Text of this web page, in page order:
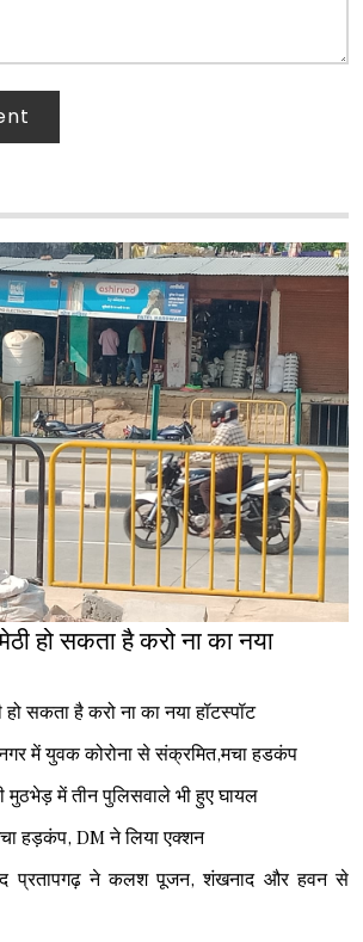
हो सकता है करो ना का नया
हो सकता है करो ना का नया हॉटस्पॉट
में युवक कोरोना से संक्रमित,मचा हडकंप
में तीन पुलिसवाले भी हुए घायल
हड़कंप, DM ने लिया एक्शन
प्रतापगढ़ ने कलश पूजन, शंखनाद और हवन से